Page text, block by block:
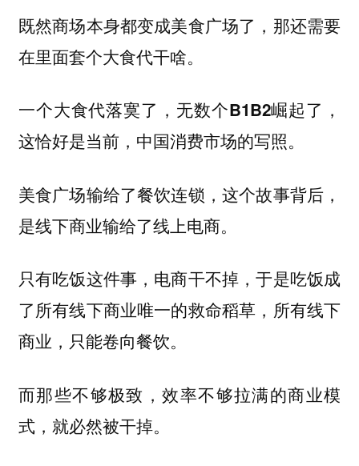
既然商场本身都变成美食广场了，那还需要
在里面套个大食代干啥。
一个大食代落寞了，无数个B1B2崛起了，
这恰好是当前，中国消费市场的写照。
美食广场输给了餐饮连锁，这个故事背后，
是线下商业输给了线上电商。
只有吃饭这件事，电商干不掉，于是吃饭成
了所有线下商业唯一的救命稻草，所有线下
商业，只能卷向餐饮。
而那些不够极致，效率不够拉满的商业模
式，就必然被干掉。